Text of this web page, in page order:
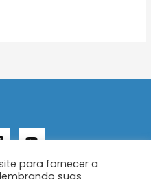
para fornecer a
suas